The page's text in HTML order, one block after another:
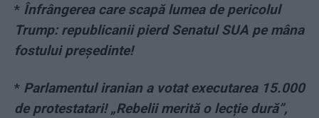
* Înfrângerea care scapă lumea de pericolul
Trump: republicanii pierd Senatul SUA pe mâna
fostului președinte!
* Parlamentul iranian a votat executarea 15.000
de protestatari! „Rebelii merită o lecție dură”,